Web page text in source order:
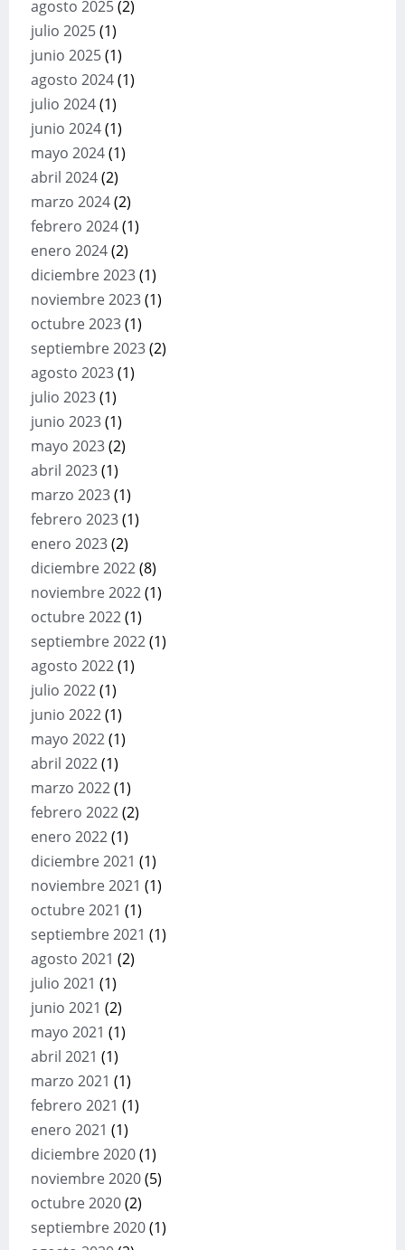
agosto 2025(2)
julio 2025(1)
junio 2025(1)
agosto 2024(1)
julio 2024(1)
junio 2024(1)
mayo 2024(1)
abril 2024(2)
marzo 2024(2)
febrero 2024(1)
enero 2024(2)
diciembre 2023(1)
noviembre 2023(1)
octubre 2023(1)
septiembre 2023(2)
agosto 2023(1)
julio 2023(1)
junio 2023(1)
mayo 2023(2)
abril 2023(1)
marzo 2023(1)
febrero 2023(1)
enero 2023(2)
diciembre 2022(8)
noviembre 2022(1)
octubre 2022(1)
septiembre 2022(1)
agosto 2022(1)
julio 2022(1)
junio 2022(1)
mayo 2022(1)
abril 2022(1)
marzo 2022(1)
febrero 2022(2)
enero 2022(1)
diciembre 2021 (1)
noviembre 2021 (1)
octubre 2021 (1)
septiembre 2021 (1)
agosto 2021 (2)
julio 2021 (1)
junio 2021 (2)
mayo 2021 (1)
abril 2021 (1)
marzo 2021 (1)
febrero 2021 (1)
enero 2021 (1)
diciembre 2020(1)
noviembre 2020(5)
octubre 2020(2)
septiembre 2020(1)